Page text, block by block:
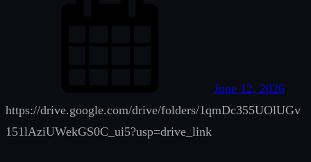
June 12, 2026
https://drive.google.com/drive/folders/1qmDc355UOlUGv
151lAziUWekGS0C_ui5?usp=drive_link